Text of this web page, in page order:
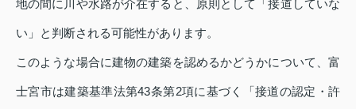
地の間に川や水路が介在すると、原則として「接道していな
い」と判断される可能性があります。
このような場合に建物の建築を認めるかどうかについて、富
士宮市は建築基準法第43条第2項に基づく「接道の認定・許